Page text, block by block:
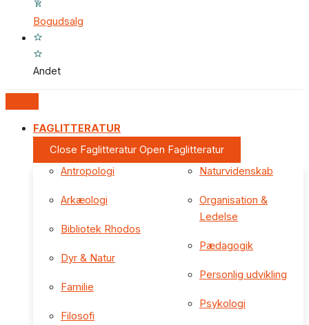
Bogudsalg
Andet
FAGLITTERATUR
Close Faglitteratur Open Faglitteratur
Antropologi
Arkæologi
Bibliotek Rhodos
Dyr & Natur
Familie
Filosofi
Naturvidenskab
Organisation &
Ledelse
Pædagogik
Personlig udvikling
Psykologi